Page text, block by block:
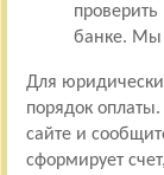
проверить
банке. Мы
Для
порядок
сайте и
сформирует